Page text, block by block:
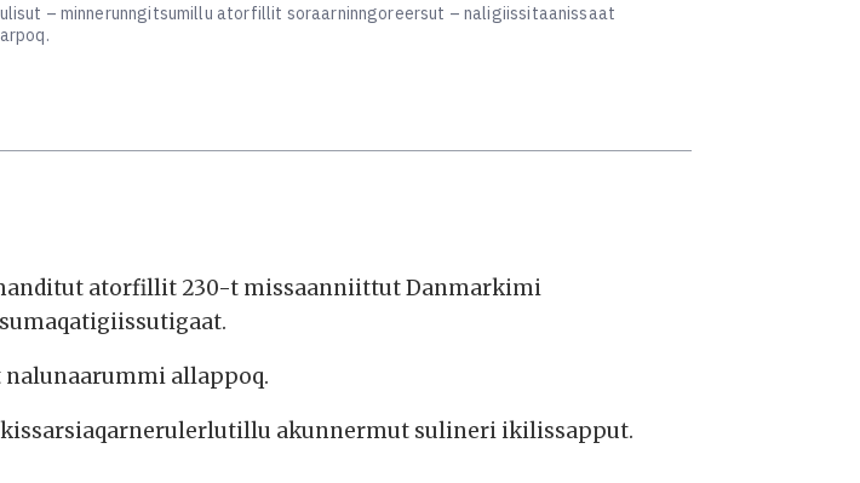
– minnerunngitsumillu atorfillit soraarninngoreersut – naligiissitaanissaat
atorfillit 230-t missaanniittut Danmarkimi
allappoq.
akunnermut sulineri ikilissapput.